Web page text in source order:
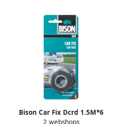
Bison Car Fix Dcrd 1.5M*6
2 webshops